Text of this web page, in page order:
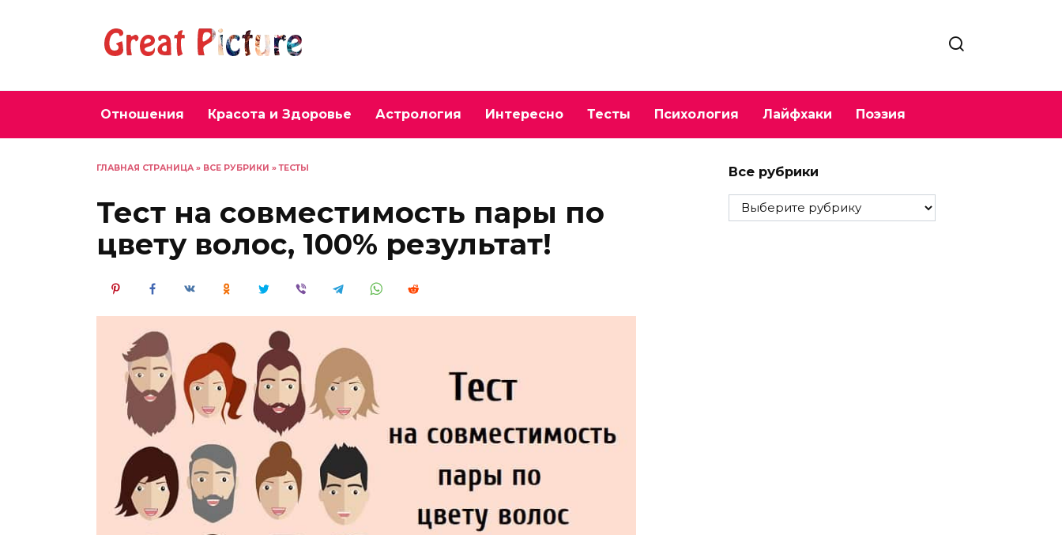
Отношения Красота и Здоровье Астрология Интересно Тесты Психология Лайфхаки Поэзия
ГЛАВНАЯ СТРАНИЦА » ВСЕ РУБРИКИ »ТЕСТЫ
Тест на совместимость пары по
цвету волос, 100% результат!
Все рубрики
Все
рубрики